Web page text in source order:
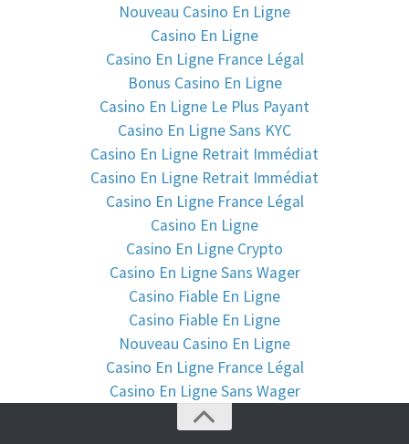
Nouveau Casino En Ligne
Casino En Ligne
Casino En Ligne France Légal
Bonus Casino En Ligne
Casino En Ligne Le Plus Payant
Casino En Ligne Sans KYC
Casino En Ligne Retrait Immédiat
Casino En Ligne Retrait Immédiat
Casino En Ligne France Légal
Casino En Ligne
Casino En Ligne Crypto
Casino En Ligne Sans Wager
Casino Fiable En Ligne
Casino Fiable En Ligne
Nouveau Casino En Ligne
Casino En Ligne France Légal
Casino En Ligne Sans Wager